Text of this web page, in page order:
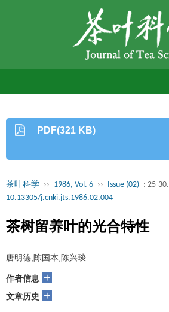
PDF(321 KB)
茶叶科学 ›› 1986, Vol. 6 ›› Issue (02) : 25-30.
10.13305/j.cnki.jts.1986.02.004
茶树留养叶的光合特性
唐明德,陈国本,陈兴琰
作者信息 +
文章历史 +